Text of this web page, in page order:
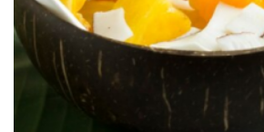
BLOGS
Những Loại Trái Cây Kết
Hòa Với Hương Đào